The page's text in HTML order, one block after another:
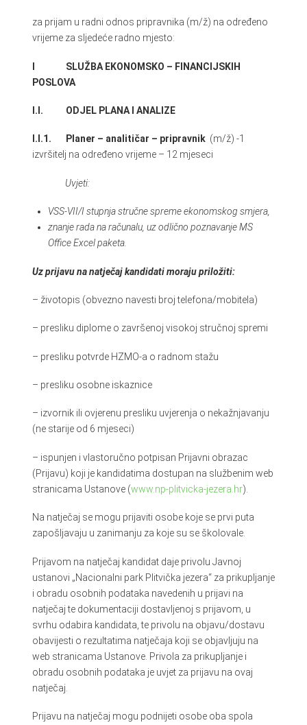
za prijam u radni odnos pripravnika (m/ž) na određeno
vrijeme za sljedeće radno mjesto:
I SLUŽBA EKONOMSKO – FINANCIJSKIH
POSLOVA
I.I. ODJEL PLANA I ANALIZE
I.I.1. Planer – analitičar – pripravnik (m/ž) -1
izvršitelj na određeno vrijeme – 12 mjeseci
Uvjeti:
VSS-VII/I stupnja stručne spreme ekonomskog smjera,
znanje rada na računalu, uz odlično poznavanje MS
Office Excel paketa.
Uz prijavu na natječaj kandidati moraju priložiti:
– životopis (obvezno navesti broj telefona/mobitela)
– presliku diplome o završenoj visokoj stručnoj spremi
– presliku potvrde HZMO-a o radnom stažu
– presliku osobne iskaznice
– izvornik ili ovjerenu presliku uvjerenja o nekažnjavanju
(ne starije od 6 mjeseci)
– ispunjen i vlastoručno potpisan Prijavni obrazac
(Prijavu) koji je kandidatima dostupan na službenim web
stranicama Ustanove (www.np-plitvicka-jezera.hr).
Na natječaj se mogu prijaviti osobe koje se prvi puta
zapošljavaju u zanimanju za koje su se školovale.
Prijavom na natječaj kandidat daje privolu Javnoj
ustanovi „Nacionalni park Plitvička jezera“ za prikupljanje
i obradu osobnih podataka navedenih u prijavi na
natječaj te dokumentaciji dostavljenoj s prijavom, u
svrhu odabira kandidata, te privolu na objavu/dostavu
obavijesti o rezultatima natječaja koji se objavljuju na
web stranicama Ustanove. Privola za prikupljanje i
obradu osobnih podataka je uvjet za prijavu na ovaj
natječaj.
Prijavu na natječaj mogu podnijeti osobe oba spola